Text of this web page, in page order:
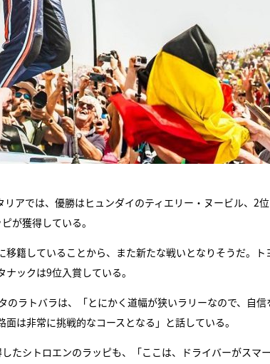
アでは、優勝はヒュンダイのティエリー・ヌービル、2
が獲得している。
移籍していることから、また新たな戦いとなりそうだ。
ックは9位入賞している。
のラトバラは、「とにかく道幅が狭いラリーなので、自
は非常に挑戦的なコースとなる」と話している。
たシトロエンのラッピも、「ここは、ドライバーがスマ